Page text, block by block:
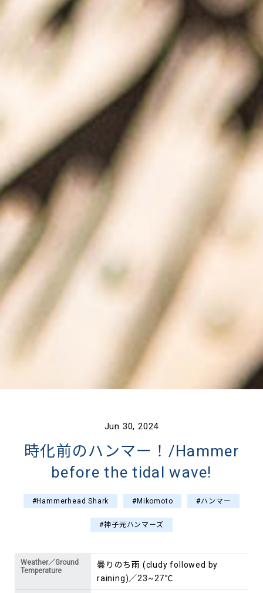
Jun 30, 2024
時化前のハンマー！/Hammer
before the tidal wave!
#Hammerhead Shark #Mikomoto #ハンマー
#神子元ハンマーズ
Weather／Ground
Temperature
曇りのち雨 (cludy followed by
raining)／23~27℃